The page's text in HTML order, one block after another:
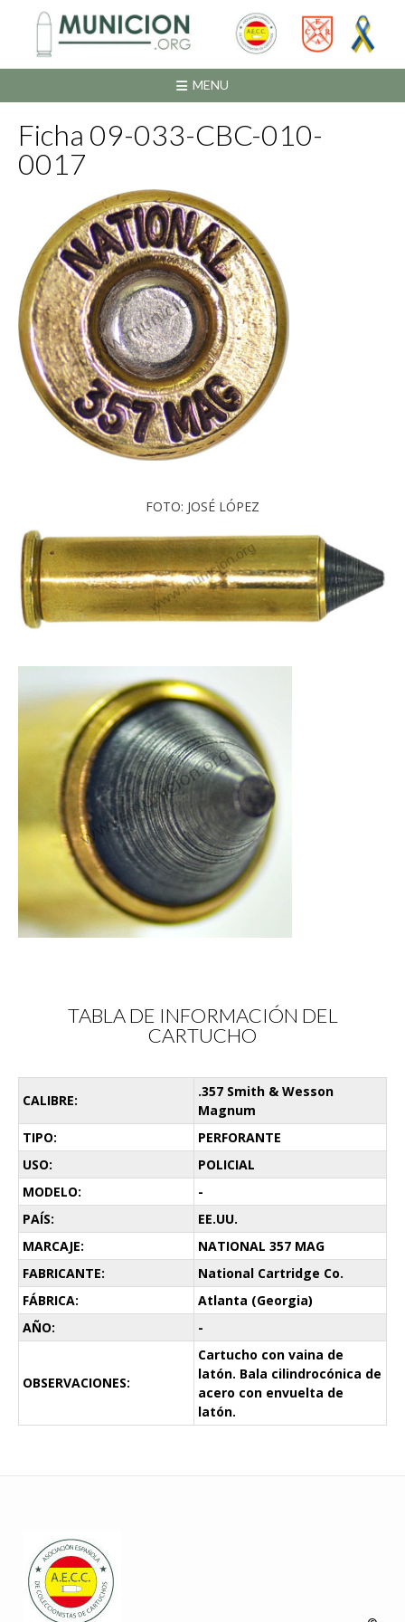
contenido
MENU
Ficha 09-033-CBC-010-
0017
FOTO: JOSÉ LÓPEZ
TABLA DE INFORMACIÓN DEL
CARTUCHO
CALIBRE:
.357 Smith & Wesson
Magnum
TIPO:
PERFORANTE
USO:
POLICIAL
MODELO:
-
PAÍS:
EE.UU.
MARCAJE:
NATIONAL 357 MAG
FABRICANTE:
National Cartridge Co.
FÁBRICA:
Atlanta (Georgia)
AÑO:
-
OBSERVACIONES:
Cartucho con vaina de
latón. Bala cilindrocónica de
acero con envuelta de
latón.